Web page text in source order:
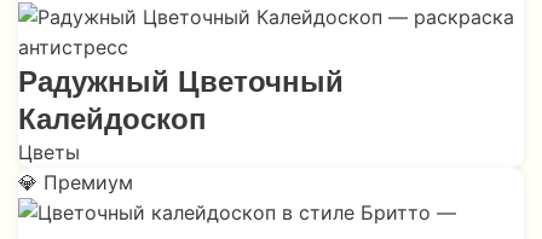
Радужный Цветочный
Калейдоскоп
Цветы
💎 Премиум